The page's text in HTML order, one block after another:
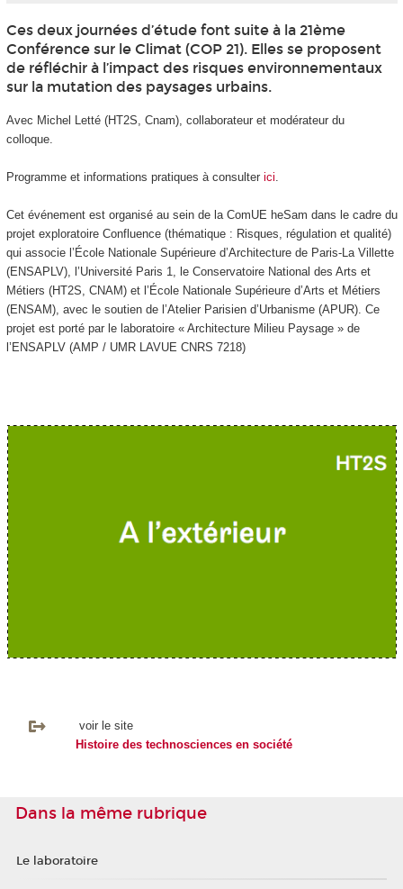
Ces deux journées d’étude font suite à la 21ème
Conférence sur le Climat (COP 21). Elles se proposent
de réfléchir à l’impact des risques environnementaux
sur la mutation des paysages urbains.
Avec Michel Letté (HT2S, Cnam), collaborateur et modérateur du
colloque.
Programme et informations pratiques à consulter ici.
Cet événement est organisé au sein de la ComUE heSam dans le cadre du
projet exploratoire Confluence (thématique : Risques, régulation et qualité)
qui associe l’École Nationale Supérieure d’Architecture de Paris-La Villette
(ENSAPLV), l’Université Paris 1, le Conservatoire National des Arts et
Métiers (HT2S, CNAM) et l’École Nationale Supérieure d’Arts et Métiers
(ENSAM), avec le soutien de l’Atelier Parisien d’Urbanisme (APUR). Ce
projet est porté par le laboratoire « Architecture Milieu Paysage » de
l’ENSAPLV (AMP / UMR LAVUE CNRS 7218)
voir le site
Histoire des technosciences en société
Dans la même rubrique
Le laboratoire